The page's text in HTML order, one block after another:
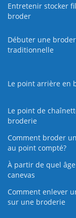
Entretenir stocker
broder
Débuter une
traditionnelle
Le point arrière en
Le point de
broderie
Comment broder
au point compté?
À partir de quel
canevas
Comment enlever
sur une broderie